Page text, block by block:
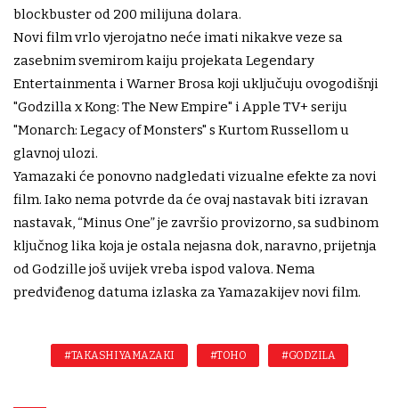
blockbuster od 200 milijuna dolara.
Novi film vrlo vjerojatno neće imati nikakve veze sa
zasebnim svemirom kaiju projekata Legendary
Entertainmenta i Warner Brosa koji uključuju ovogodišnji
"Godzilla x Kong: The New Empire" i Apple TV+ seriju
"Monarch: Legacy of Monsters" s Kurtom Russellom u
glavnoj ulozi.
Yamazaki će ponovno nadgledati vizualne efekte za novi
film. Iako nema potvrde da će ovaj nastavak biti izravan
nastavak, “Minus One” je završio provizorno, sa sudbinom
ključnog lika koja je ostala nejasna dok, naravno, prijetnja
od Godzille još uvijek vreba ispod valova. Nema
predviđenog datuma izlaska za Yamazakijev novi film.
#TAKASHI YAMAZAKI #TOHO #GODZILA